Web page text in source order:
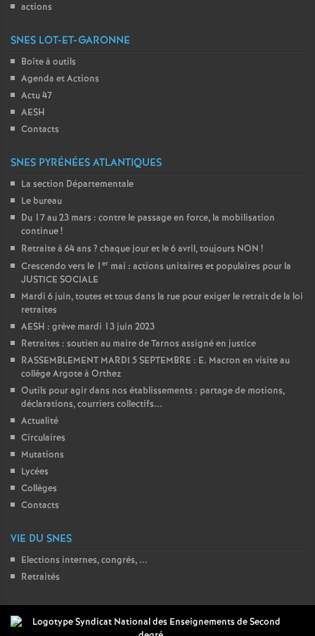
actions
SNES LOT-ET-GARONNE
Boîte à outils
Agenda et Actions
Actu 47
AESH
Contacts
SNES PYRÉNÉES ATLANTIQUES
La section Départementale
Le bureau
Du 17 au 23 mars : contre le passage en force, la mobilisation
continue!
Retraite à 64 ans ? chaque jour et le 6 avril, toujours NON !
Crescendo vers le 1 er mai : actions unitaires et populaires pour la
JUSTICE SOCIALE
Mardi 6 juin, toutes et tous dans la rue pour exiger le retrait de la loi
retraites
AESH : grève mardi 13 juin 2023
Retraites : soutien au maire de Tarnos assigné en justice
RASSEMBLEMENT MARDI 5 SEPTEMBRE : E. Macron en visite au
collège Argote à Orthez
Outils pour agir dans nos établissements : partage de motions,
déclarations, courriers collectifs...
Actualité
Circulaires
Mutations
Lycées
Collèges
Contacts
VIE DU SNES
Elections internes, congrés, ...
Retraités